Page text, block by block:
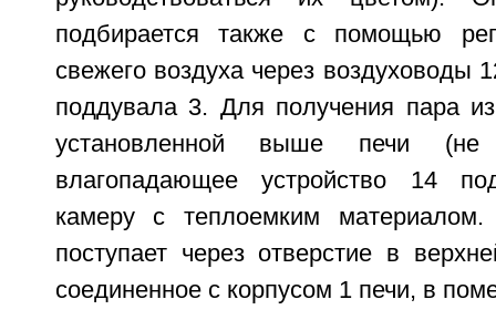
подбирается также с помощью
свежего воздуха через воздуховоды
поддувала 3. Для получения пара
установленной выше печи (не
влагопадающее устройство 14
камеру с теплоемким
поступает через отверстие в
соединенное с корпусом 1 печи, в